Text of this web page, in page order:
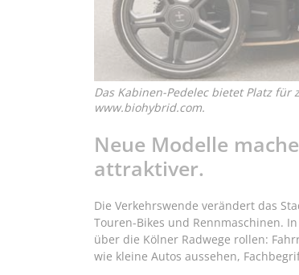
Das Kabinen-Pedelec bietet Platz
www.biohybrid.com.
Neue Modelle
attraktiver.
Die Verkehrswende verändert das
Touren-Bikes und Rennmaschinen.
über die Kölner Radwege rollen:
wie kleine Autos aussehen,